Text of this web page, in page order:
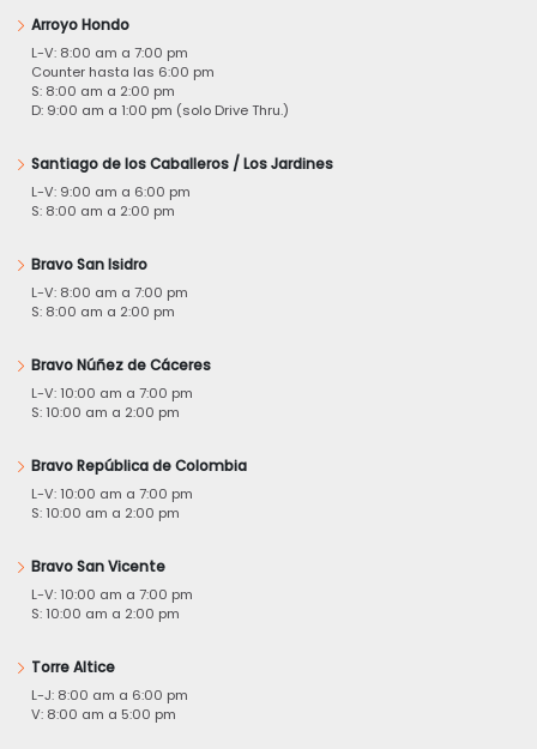
Arroyo Hondo
L-V: 8:00 am a 7:00 pm
Counter hasta las 6:00 pm
S: 8:00 am a 2:00 pm
D: 9:00 am a 1:00 pm (solo Drive Thru.)
Santiago de los Caballeros / Los Jardines
L-V: 9:00 am a 6:00 pm
S: 8:00 am a 2:00 pm
Bravo San Isidro
L-V: 8:00 am a 7:00 pm
S: 8:00 am a 2:00 pm
Bravo Núñez de Cáceres
L-V: 10:00 am a 7:00 pm
S: 10:00 am a 2:00 pm
Bravo República de Colombia
L-V: 10:00 am a 7:00 pm
S: 10:00 am a 2:00 pm
Bravo San Vicente
L-V: 10:00 am a 7:00 pm
S: 10:00 am a 2:00 pm
Torre Altice
L-J: 8:00 am a 6:00 pm
V: 8:00 am a 5:00 pm